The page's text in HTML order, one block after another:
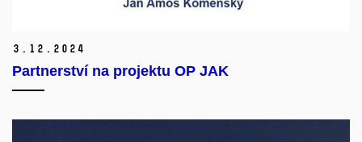
3. 12. 2024
Partnerství na projektu OP JAK